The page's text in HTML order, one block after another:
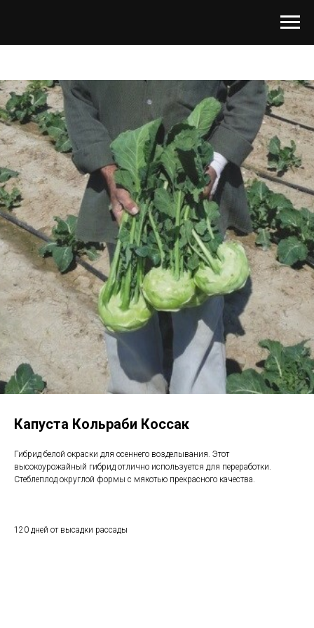
Капуста Кольраби Коссак
Гибрид белой окраски для осеннего возделывания. Этот
высокоурожайный гибрид отлично используется для переработки.
Стеблеплод округлой формы с мякотью прекрасного качества.
120 дней от высадки рассады